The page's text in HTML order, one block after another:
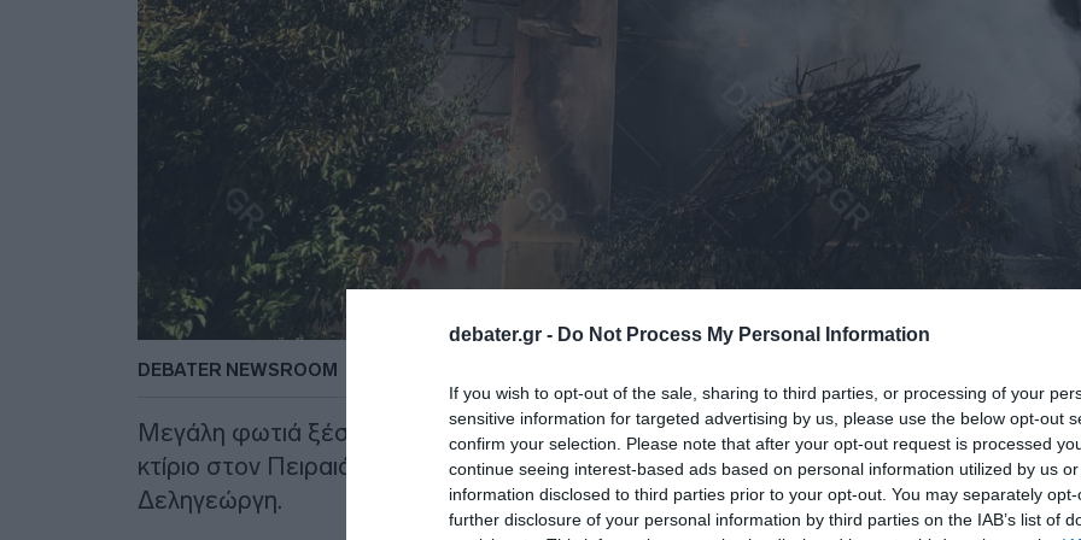
debater.gr - Do Not Process My Personal Information
If you wish to opt-out of the sale, sharing to third parties, or processing of your
sensitive information for targeted advertising by us, please use the below opt-out
confirm your selection. Please note that after your opt-out request is processed
continue seeing interest-based ads based on personal information utilized by us
information disclosed to third parties prior to your opt-out. You may separately
further disclosure of your personal information by third parties on the IAB’s list of
DEBATER NEWSROOM
Μεγάλη φωτιά ξέσπασε το μεσημέρι της Τετάρτης σε εγκαταλελειμμένο
κτίριο στον Πειραιά, στη συμβολή των οδών Ομηρίδου Σκυλίτση και
Δεληγεώργη.